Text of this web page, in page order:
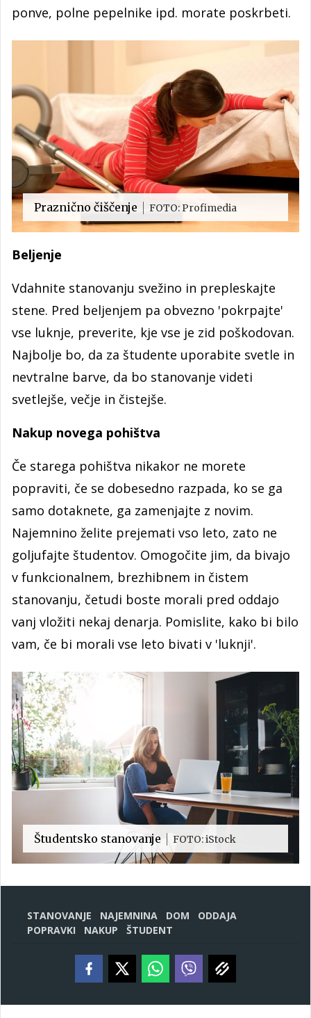
ponve, polne pepelnike ipd. morate poskrbeti.
Praznično čiščenje FOTO: Profimedia
Beljenje
Vdahnite stanovanju svežino in prepleskajte
stene. Pred beljenjem pa obvezno 'pokrpajte'
vse luknje, preverite, kje vse je zid poškodovan.
Najbolje bo, da za študente uporabite svetle in
nevtralne barve, da bo stanovanje videti
svetlejše, večje in čistejše.
Nakup novega pohištva
Če starega pohištva nikakor ne morete
popraviti, če se dobesedno razpada, ko se ga
samo dotaknete, ga zamenjajte z novim.
Najemnino želite prejemati vso leto, zato ne
goljufajte študentov. Omogočite jim, da bivajo
v funkcionalnem, brezhibnem in čistem
stanovanju, četudi boste morali pred oddajo
vanj vložiti nekaj denarja. Pomislite, kako bi bilo
vam, če bi morali vse leto bivati v 'luknji'.
Študentsko stanovanje FOTO: iStock
STANOVANJE NAJEMNINA DOM
ODDAJA
POPRAVKI
NAKUP ŠTUDENT